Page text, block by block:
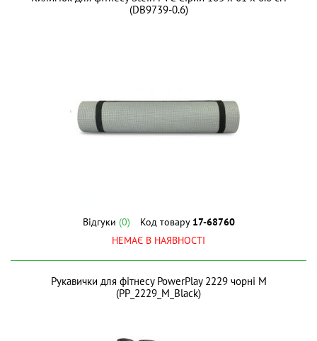
(DB9739-0.6)
Відгуки (0) Код товару 17-68760
НЕМАЄ В НАЯВНОСТІ
Рукавички для фітнесу PowerPlay 2229 чорні M
(PP_2229_M_Black)